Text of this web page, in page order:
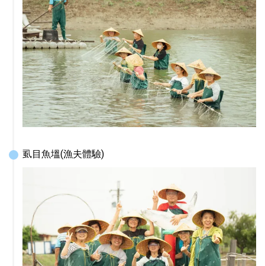
虱目魚塭(漁夫體驗)